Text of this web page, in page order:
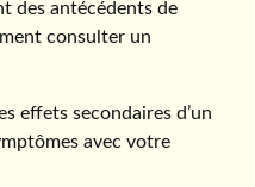
des antécédents de
consulter un
effets secondaires d’un
avec votre